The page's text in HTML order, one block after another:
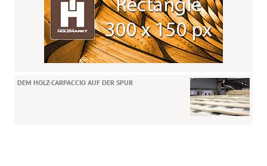
DEM HOLZ-CARPACCIO AUF DER SPUR